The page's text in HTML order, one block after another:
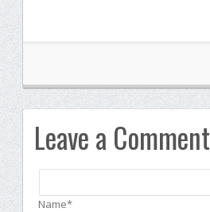
Leave a Comment
Name*